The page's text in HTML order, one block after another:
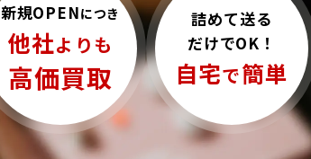
新規OPENにつき
他社よりも
高価買取
詰めて送る
だけでOK！
自宅で簡単